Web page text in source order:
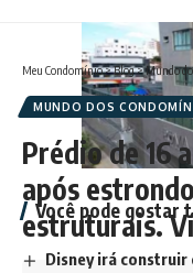
Você pode gostar
Disney irá
Meu Condomínio>Blog>Mundo
MUNDO DOS
Prédio de 16
após
estruturais.